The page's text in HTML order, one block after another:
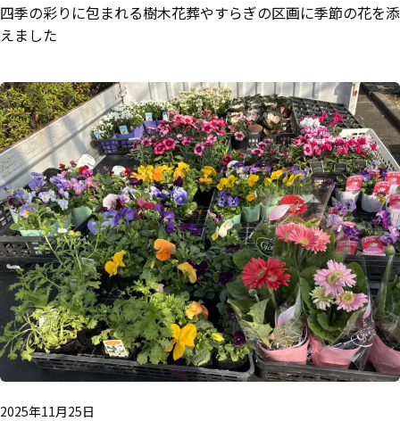
四季の彩りに包まれる樹木花葬――やすらぎの区画に季節の花を添
えました
2025年11月25日